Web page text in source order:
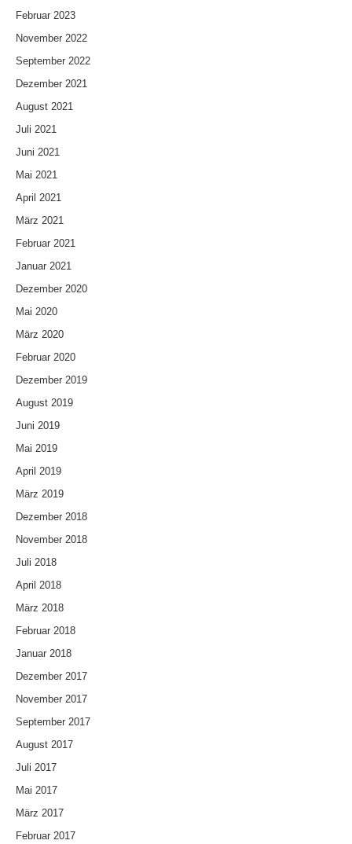
Februar 2023
November 2022
September 2022
Dezember 2021
August 2021
Juli 2021
Juni 2021
Mai 2021
April 2021
März 2021
Februar 2021
Januar 2021
Dezember 2020
Mai 2020
März 2020
Februar 2020
Dezember 2019
August 2019
Juni 2019
Mai 2019
April 2019
März 2019
Dezember 2018
November 2018
Juli 2018
April 2018
März 2018
Februar 2018
Januar 2018
Dezember 2017
November 2017
September 2017
August 2017
Juli 2017
Mai 2017
März 2017
Februar 2017